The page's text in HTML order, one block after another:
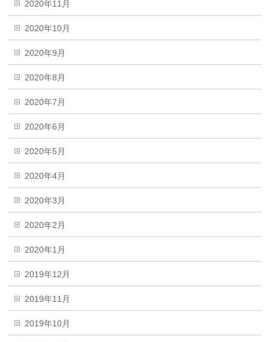
2020年11月
2020年10月
2020年9月
2020年8月
2020年7月
2020年6月
2020年5月
2020年4月
2020年3月
2020年2月
2020年1月
2019年12月
2019年11月
2019年10月